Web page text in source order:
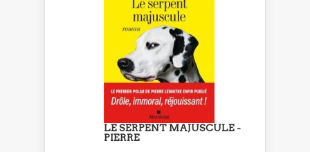
LE SERPENT MAJUSCULE -
PIERRE